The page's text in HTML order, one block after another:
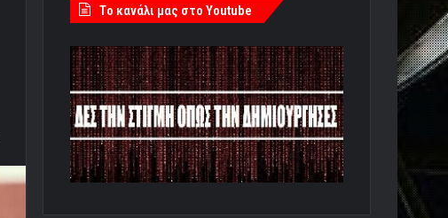
Tο κανάλι μας στο Youtube